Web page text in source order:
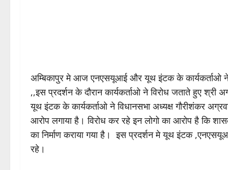
अम्बिकापुर मे आज एनएसयूआई और यूथ इंटक के कार्यकर्ताओ ने
,,इस प्रदर्शन के दौरान कार्यकर्ताओ ने विरोध जताते हुए
यूथ इंटक के कार्यकर्ताओ ने विधानसभा अध्यक्ष गौरीशंकर
आरोप लगाया है। विरोध कर रहे इन लोगो का आरोप है कि
का निर्माण कराया गया है। इस प्रदर्शन मे यूथ इंटक
रहे।